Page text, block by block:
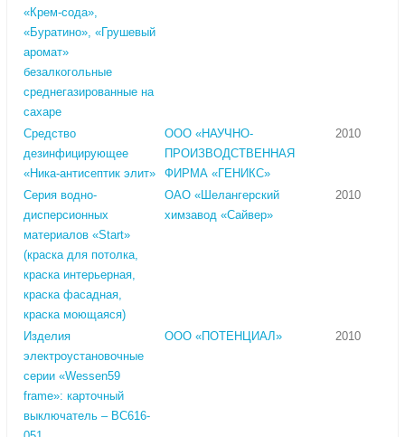
«Крем-сода»,
«Буратино», «Грушевый
аромат»
безалкогольные
среднегазированные на
сахаре
Средство
дезинфицирующее
«Ника-антисептик элит»
ООО «НАУЧНО-
ПРОИЗВОДСТВЕННАЯ
ФИРМА «ГЕНИКС»
2010
Серия водно-
дисперсионных
материалов «Start»
(краска для потолка,
краска интерьерная,
краска фасадная,
краска моющаяся)
ОАО «Шелангерский
химзавод «Сайвер»
2010
Изделия
электроустановочные
серии «Wessen59
frame»: карточный
выключатель – ВС616-
ООО «ПОТЕНЦИАЛ» 2010